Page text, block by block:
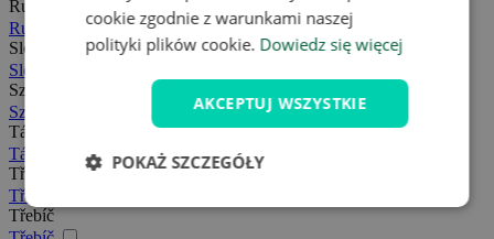
Rudawy
Rudawy
Slovácko
Slovácko
Szumawa
Szumawa
Tábor
Tábor
Třeboňsko
Třeboňsko
Třebíč
cookie zgodnie z warunkami naszej
polityki plików cookie. Dowiedz się więcej
AKCEPTUJ WSZYSTKIE
POKAŻ SZCZEGÓŁY